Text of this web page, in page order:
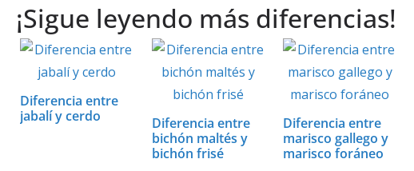
at
s
A
p
p
e
b
o
o
k
er
e
st
itt
er
k
e
dI
n
ai
l
m
p
ar
ti
r
¡Sigue leyendo más diferencias!
Diferencia entre
jabalí y cerdo
Diferencia entre
bichón maltés y
bichón frisé
Diferencia entre
marisco gallego y
marisco foráneo